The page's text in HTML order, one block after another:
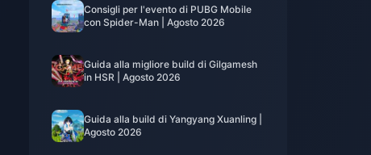
Consigli per l'evento di PUBG Mobile
con Spider-Man | Agosto 2026
Guida alla migliore build di Gilgamesh
in HSR | Agosto 2026
Guida alla build di Yangyang Xuanling |
Agosto 2026